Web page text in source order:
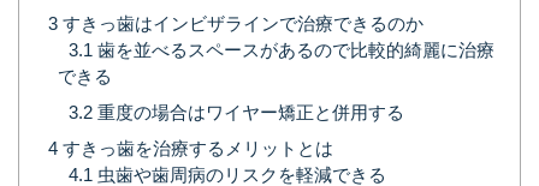
3 すきっ歯はインビザラインで治療できるのか
3.1 歯を並べるスペースがあるので比較的綺麗に治療
できる
3.2重度の場合はワイヤー矯正と併用する
4 すきっ歯を治療するメリットとは
4.1 虫歯や歯周病のリスクを軽減できる